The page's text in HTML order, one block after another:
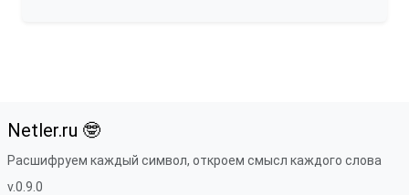
Netler.ru 🤓
Расшифруем каждый символ, откроем смысл каждого слова
v.0.9.0